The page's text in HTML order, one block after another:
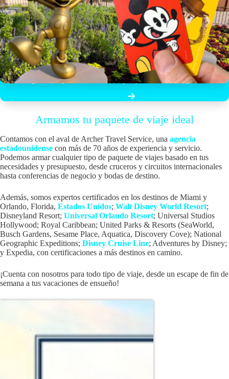
Ticket Mágico Disney: Visita los cuatro parques de Orlando y ahorra
Armamos tu paquete de viaje ideal
Contamos con el aval de Archer Travel Service, una agencia
estadounidense con más de 70 años de experiencia y servicio.
Podemos armar cualquier tipo de paquete de viajes basado en tus
necesidades y presupuesto, desde cruceros y circuitos internacionales
hasta conferencias de negocio y bodas de destino.
Además, somos expertos certificados en los destinos de Miami y
Orlando, Florida, Estados Unidos; Walt Disney World Resort;
Disneyland Resort; Universal Orlando Resort; Universal Studios
Hollywood; Royal Caribbean; United Parks & Resorts (SeaWorld,
Busch Gardens, Sesame Place, Aquatica, Discovery Cove); National
Geographic Expeditions; Disney Cruise Line; Adventures by Disney;
y Expedia, con certificaciones a más destinos en camino.
¡Cuenta con nosotros para todo tipo de viaje, desde un escape de fin de
semana a tus vacaciones de ensueño!